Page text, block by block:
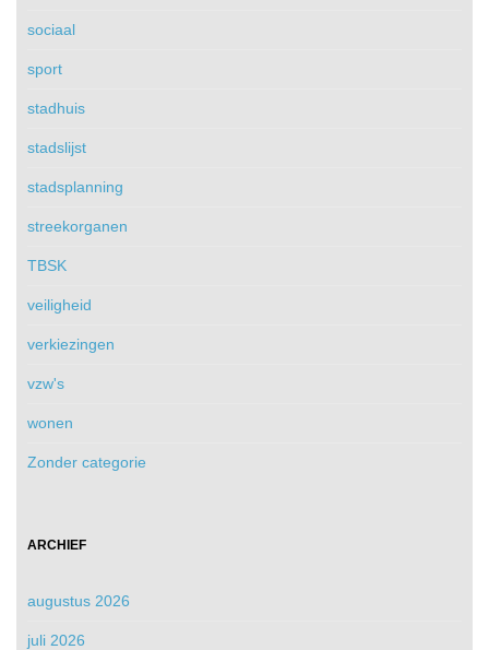
sociaal
sport
stadhuis
stadslijst
stadsplanning
streekorganen
TBSK
veiligheid
verkiezingen
vzw's
wonen
Zonder categorie
ARCHIEF
augustus 2026
juli 2026